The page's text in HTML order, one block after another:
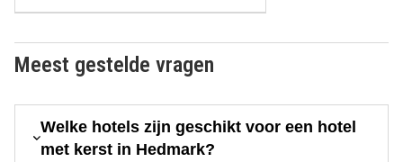
Meest gestelde vragen
Welke hotels zijn geschikt voor een hotel
met kerst in Hedmark?